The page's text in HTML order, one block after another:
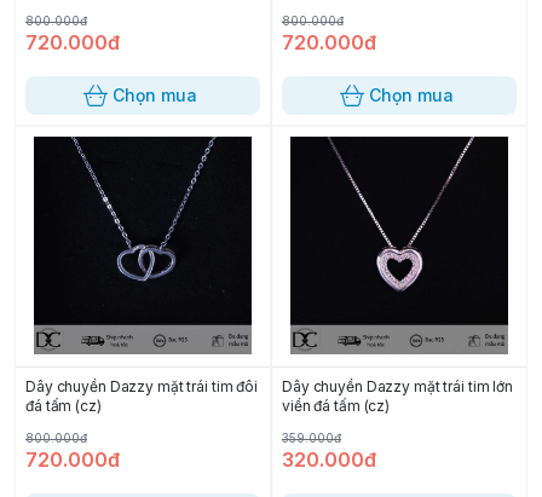
800.000đ
720.000đ
Chọn mua
800.000đ
720.000đ
Chọn mua
Dây chuyền Dazzy mặt trái tim đôi
đá tấm (cz)
800.000đ
720.000đ
Dây chuyền Dazzy mặt trái tim lớn
viền đá tấm (cz)
359.000đ
320.000đ